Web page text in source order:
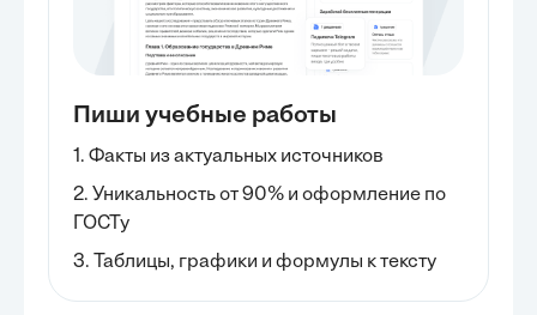
Пиши учебные работы
1. Факты из актуальных источников
2. Уникальность от 90% и оформление по
ГОСТу
3. Таблицы, графики и формулы к тексту